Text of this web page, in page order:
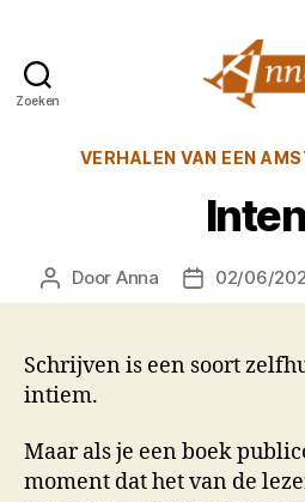
Zoeken
van
VERHALEN VAN EEN
Berichtauteur
Door Anna 02/06/
Schrijven is een soort
intiem.
Maar als je een boek
moment dat het van de